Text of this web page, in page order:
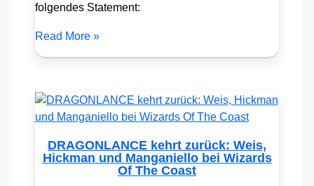
folgendes Statement:
Read More »
DRAGONLANCE kehrt zurück: Weis,
Hickman und Manganiello bei Wizards
Of The Coast